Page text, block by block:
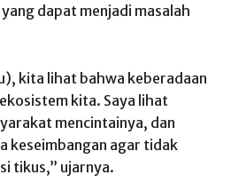
dapat menjadi masalah
kita lihat bahwa keberadaan
kita. Saya lihat
mencintainya, dan
keseimbangan agar tidak
tikus,” ujarnya.